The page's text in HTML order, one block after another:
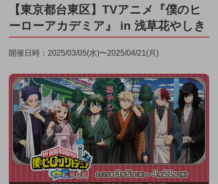
【東京都台東区】TVアニメ『僕のヒ
ーローアカデミア』 in 浅草花やしき
開催日時：2025/03/05(水)〜2025/04/21(月)